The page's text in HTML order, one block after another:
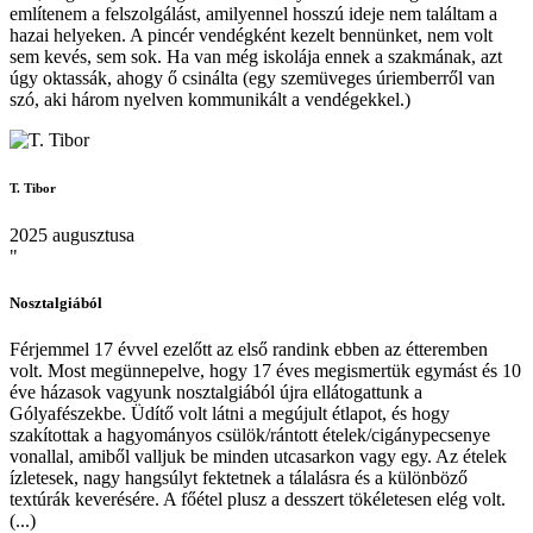
említenem a felszolgálást, amilyennel hosszú ideje nem találtam a
hazai helyeken. A pincér vendégként kezelt bennünket, nem volt
sem kevés, sem sok. Ha van még iskolája ennek a szakmának, azt
úgy oktassák, ahogy ő csinálta (egy szemüveges úriemberről van
szó, aki három nyelven kommunikált a vendégekkel.)
T. Tibor
2025 augusztusa
"
Nosztalgiából
Férjemmel 17 évvel ezelőtt az első randink ebben az étteremben
volt. Most megünnepelve, hogy 17 éves megismertük egymást és 10
éve házasok vagyunk nosztalgiából újra ellátogattunk a
Gólyafészekbe. Üdítő volt látni a megújult étlapot, és hogy
szakítottak a hagyományos csülök/rántott ételek/cigánypecsenye
vonallal, amiből valljuk be minden utcasarkon vagy egy. Az ételek
ízletesek, nagy hangsúlyt fektetnek a tálalásra és a különböző
textúrák keverésére. A főétel plusz a desszert tökéletesen elég volt.
(...)